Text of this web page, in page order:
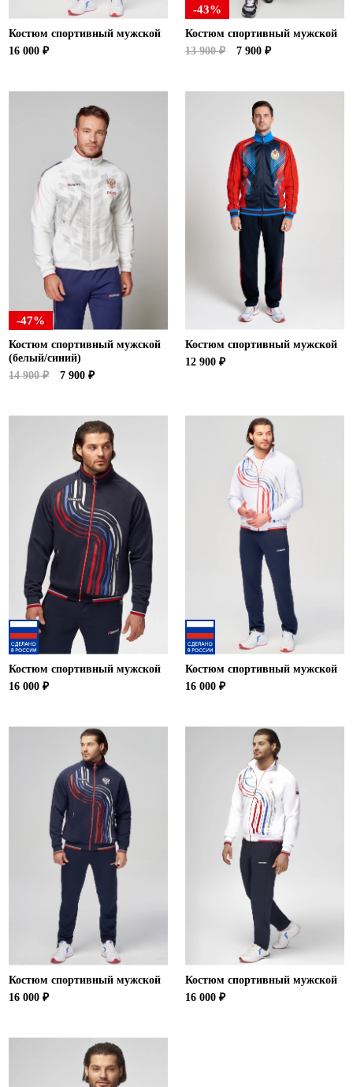
Костюм спортивный мужской
16 000 ₽
-43%
Костюм спортивный мужской
13 900 ₽
7 900 ₽
-47%
Костюм спортивный мужской
(белый/синий)
14 900 ₽
7 900 ₽
Костюм спортивный мужской
12 900 ₽
Костюм спортивный мужской
16 000 ₽
Костюм спортивный мужской
16 000 ₽
Костюм спортивный мужской
16 000 ₽
Костюм спортивный мужской
16 000 ₽